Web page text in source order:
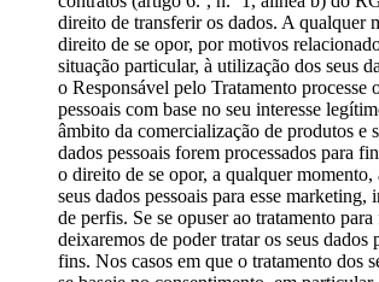
direito de transferir os dados. A qualquer
direito de se opor, por motivos
situação particular, à utilização dos seus
o Responsável pelo Tratamento processe
pessoais com base no seu interesse
âmbito da comercialização de produtos e
dados pessoais forem processados para
o direito de se opor, a qualquer momento,
seus dados pessoais para esse
de perfis. Se se opuser ao tratamento
deixaremos de poder tratar os seus dados
fins. Nos casos em que o tratamento dos